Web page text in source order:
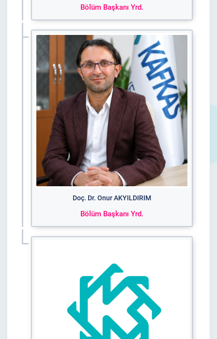
Bölüm Başkanı Yrd.
Doç. Dr. Onur AKYILDIRIM
Bölüm Başkanı Yrd.